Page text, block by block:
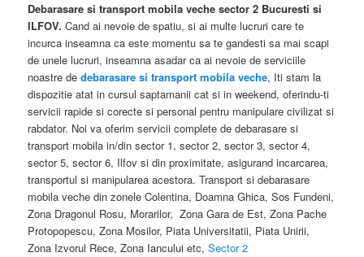
Debarasare si transport mobila veche sector 2 Bucuresti si
ILFOV.Cand ai nevoie de spatiu, si ai multe lucruri care te
incurca inseamna ca este momentu sa te gandesti sa mai scapi
de unele lucruri, inseamna asadar ca ai nevoie de serviciile
noastre dedebarasare si transport mobila veche, Iti stam la
dispozitie atat in cursul saptamanii cat si in weekend, oferindu-ti
servicii rapide si corecte si personal pentru manipulare civilizat si
rabdator. Noi va oferim servicii complete de debarasare si
transport mobila in/din sector 1, sector 2, sector 3, sector 4,
sector 5, sector 6, Ilfov si din proximitate, asigurand incarcarea,
transportul si manipularea acestora. Transport si debarasare
mobila veche din zonele Colentina, Doamna Ghica, Sos Fundeni,
Zona Dragonul Rosu, Morarilor, Zona Gara de Est, Zona Pache
Protopopescu, Zona Mosilor, Piata Universitatii, Piata Unirii,
Zona Izvorul Rece, Zona Iancului etc,Sector 2